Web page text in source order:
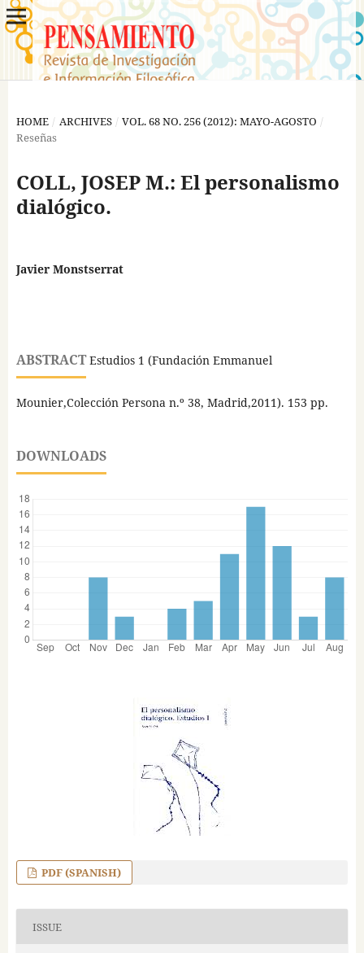
HOME / ARCHIVES / VOL. 68 NO. 256 (2012): MAYO-AGOSTO /
Reseñas
COLL, JOSEP M.: El personalismo
dialógico.
Javier Monstserrat
ABSTRACTEstudios 1 (Fundación Emmanuel
Mounier,Colección Persona n.º 38, Madrid,2011). 153 pp.
DOWNLOADS
PDF (SPANISH)
ISSUE